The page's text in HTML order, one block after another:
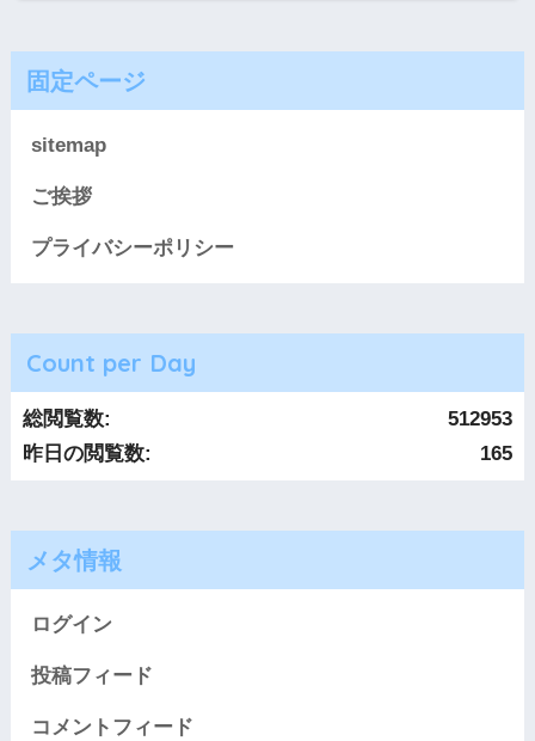
固定ページ
sitemap
ご挨拶
プライバシーポリシー
Count per Day
512953
総閲覧数:
165
昨日の閲覧数:
メタ情報
ログイン
投稿フィード
コメントフィード